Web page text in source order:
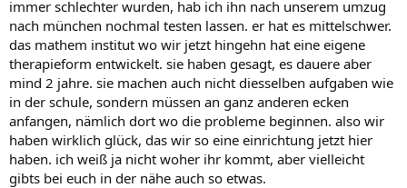
immer schlechter wurden, hab ich ihn nach unserem umzug
nach münchen nochmal testen lassen. er hat es mittelschwer.
das mathem institut wo wir jetzt hingehn hat eine eigene
therapieform entwickelt. sie haben gesagt, es dauere aber
mind 2 jahre. sie machen auch nicht diesselben aufgaben wie
in der schule, sondern müssen an ganz anderen ecken
anfangen, nämlich dort wo die probleme beginnen. also wir
haben wirklich glück, das wir so eine einrichtung jetzt hier
haben. ich weiß ja nicht woher ihr kommt, aber vielleicht
gibts bei euch in der nähe auch so etwas.